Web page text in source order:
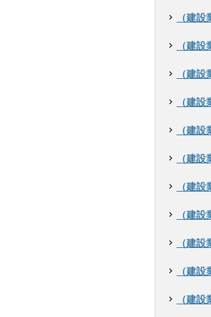
（建
（建
（建
（建
（建
（建
（建
（建
（建
（建
（建